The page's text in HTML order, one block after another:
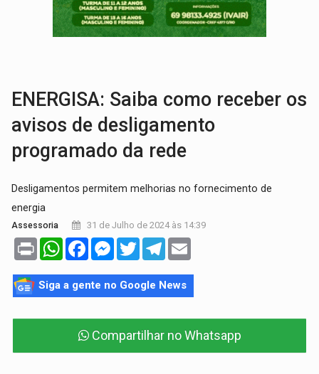
VÍDEO:Quadrilha é flagrada com cerca de 200 porções
ENERGISA: Saiba como receber os
avisos de desligamento
programado da rede
Desligamentos permitem melhorias no fornecimento de
energia
Assessoria 31 de Julho de 2024 às 14:39
Print WhatsAppFacebookMessenger
TwitterTelegram
Siga a gente no Google News
Compartilhar no Whatsapp